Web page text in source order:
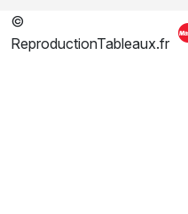
©
ReproductionTableaux.fr